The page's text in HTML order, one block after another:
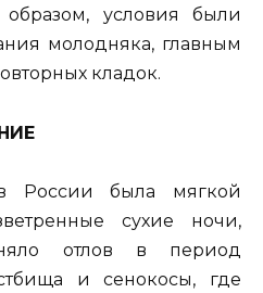
условия были
молодняка, главным
кладок.
России была мягкой
сухие ночи,
отлов в период
и сенокосы, где